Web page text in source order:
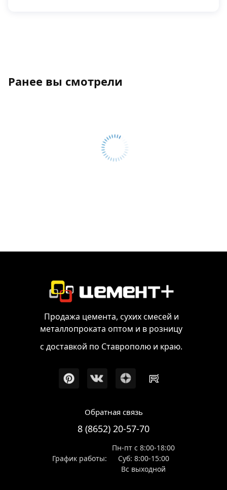
Ранее вы смотрели
Продажа цемента, сухих смесей и
металлопроката оптом и в розницу
с доставкой по Ставрополю и краю.
Обратная связь
8 (8652) 20-57-70
График работы:
Пн-пт с 8:00-18:00
Суб: 8:00-15:00
Вс выходной